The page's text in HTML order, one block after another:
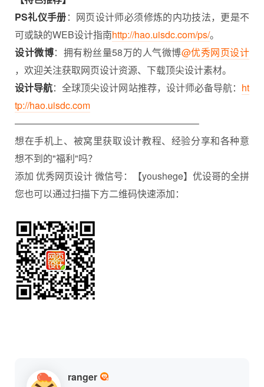
PS礼仪手册：网页设计师必须修炼的内功技法，更是不
可或缺的WEB设计指南http://hao.uisdc.com/ps/。
设计微博：拥有粉丝量58万的人气微博@优秀网页设计
，欢迎关注获取网页设计资源、下载顶尖设计素材。
设计导航：全球顶尖设计网站推荐，设计师必备导航： ht
tp://hao.uisdc.com
———————————————————–
想在手机上、被窝里获取设计教程、经验分享和各种意
想不到的"福利"吗？
添加 优秀网页设计 微信号：【youshege】优设哥的全拼
您也可以通过扫描下方二维码快速添加：
ranger